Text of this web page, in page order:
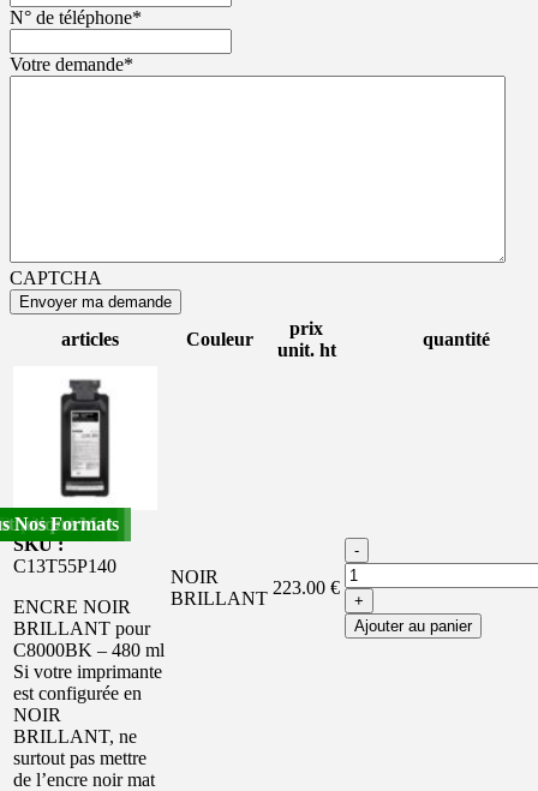
N° de téléphone*
Votre demande*
CAPTCHA
articles Couleur
prix
unit. ht
quantité
SKU :
C13T55P140
ENCRE NOIR
BRILLANT pour
C8000BK – 480 ml
Si votre imprimante
est configurée en
NOIR
BRILLANT, ne
surtout pas mettre
de l’encre noir mat
NOIR
BRILLANT
223.00 €
-
+
Ajouter au panier
Nouveau
Brillant
MatMat
Nos Formats